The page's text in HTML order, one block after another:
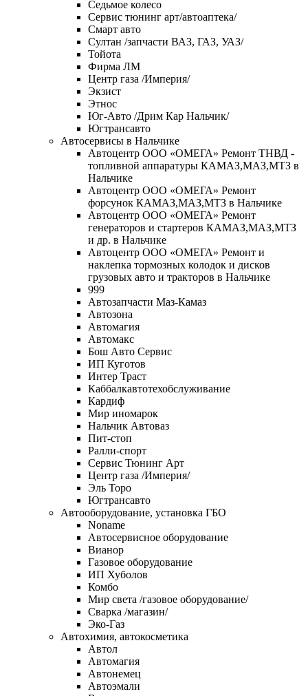
Седьмое колесо
Сервис тюнинг арт/автоаптека/
Смарт авто
Султан /запчасти ВАЗ, ГАЗ, УАЗ/
Тойота
Фирма ЛМ
Центр газа /Империя/
Экзист
Этнос
Юг-Авто /Дрим Кар Нальчик/
Югтрансавто
Автосервисы в Нальчике
Автоцентр ООО «ОМЕГА» Ремонт ТНВД -
топливной аппаратуры КАМАЗ,МАЗ,МТЗ в
Нальчике
Автоцентр ООО «ОМЕГА» Ремонт
форсунок КАМАЗ,МАЗ,МТЗ в Нальчике
Автоцентр ООО «ОМЕГА» Ремонт
генераторов и стартеров КАМАЗ,МАЗ,МТЗ
и др. в Нальчике
Автоцентр ООО «ОМЕГА» Ремонт и
наклепка тормозных колодок и дисков
грузовых авто и тракторов в Нальчике
999
Автозапчасти Маз-Камаз
Автозона
Автомагия
Автомакс
Бош Авто Сервис
ИП Куготов
Интер Траст
Каббалкавтотехобслуживание
Кардиф
Мир иномарок
Нальчик Автоваз
Пит-стоп
Ралли-спорт
Сервис Тюнинг Арт
Центр газа /Империя/
Эль Торо
Югтрансавто
Автооборудование, установка ГБО
Noname
Автосервисное оборудование
Вианор
Газовое оборудование
ИП Хуболов
Комбо
Мир света /газовое оборудование/
Сварка /магазин/
Эко-Газ
Автохимия, автокосметика
Автол
Автомагия
Автонемец
Автоэмали